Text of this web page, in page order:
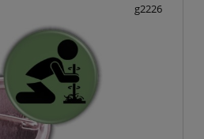
g2226